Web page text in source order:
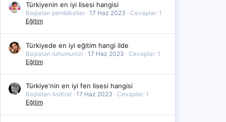
Türkiyenin en iyi lisesi hangisi
Başlatan pembikeller 17 Haz 2023
Cevaplar: 1
Eğitim
Türkiyede en iyi eğitim hangi ilde
Başlatan ruhumunizi 17 Haz 2023
Cevaplar: 1
Eğitim
Türkiye'nin en iyi fen lisesi hangisi
Başlatan AsiKral 17 Haz 2023
Cevaplar: 1
Eğitim